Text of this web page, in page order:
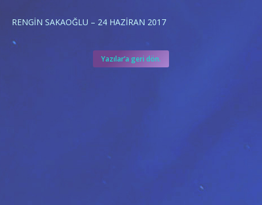
RENGİN SAKAOĞLU – 24 HAZİRAN 2017
Yazılar’a geri dön.